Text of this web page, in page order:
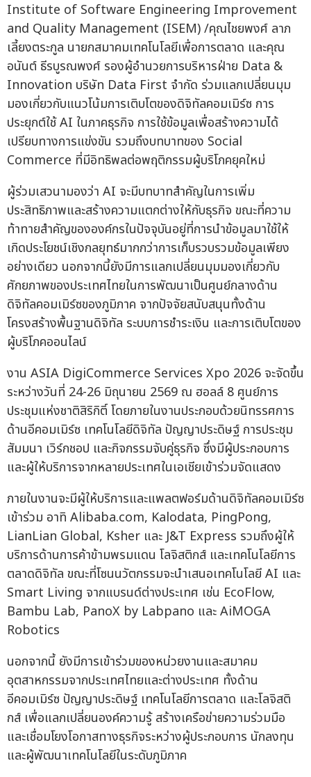
Institute of Software Engineering Improvement
and Quality Management (ISEM) /คุณไชยพงศ์ ลาภ
เลี้ยงตระกูล นายกสมาคมเทคโนโลยีเพื่อการตลาด และคุณ
อนันต์ ธีรบูรณพงศ์ รองผู้อำนวยการบริหารฝ่าย Data &
Innovation บริษัท Data First จำกัด ร่วมแลกเปลี่ยนมุม
มองเกี่ยวกับแนวโน้มการเติบโตของดิจิทัลคอมเมิร์ซ การ
ประยุกต์ใช้ AI ในภาคธุรกิจ การใช้ข้อมูลเพื่อสร้างความได้
เปรียบทางการแข่งขัน รวมถึงบทบาทของ Social
Commerce ที่มีอิทธิพลต่อพฤติกรรมผู้บริโภคยุคใหม่
ผู้ร่วมเสวนามองว่า AI จะมีบทบาทสำคัญในการเพิ่ม
ประสิทธิภาพและสร้างความแตกต่างให้กับธุรกิจ ขณะที่ความ
ท้าทายสำคัญขององค์กรในปัจจุบันอยู่ที่การนำข้อมูลมาใช้ให้
เกิดประโยชน์เชิงกลยุทธ์มากกว่าการเก็บรวบรวมข้อมูลเพียง
อย่างเดียว นอกจากนี้ยังมีการแลกเปลี่ยนมุมมองเกี่ยวกับ
ศักยภาพของประเทศไทยในการพัฒนาเป็นศูนย์กลางด้าน
ดิจิทัลคอมเมิร์ซของภูมิภาค จากปัจจัยสนับสนุนทั้งด้าน
โครงสร้างพื้นฐานดิจิทัล ระบบการชำระเงิน และการเติบโตของ
ผู้บริโภคออนไลน์
งาน ASIA DigiCommerce Services Xpo 2026 จะจัดขึ้น
ระหว่างวันที่ 24-26 มิถุนายน 2569 ณ ฮอลล์ 8 ศูนย์การ
ประชุมแห่งชาติสิริกิติ์ โดยภายในงานประกอบด้วยนิทรรศการ
ด้านอีคอมเมิร์ซ เทคโนโลยีดิจิทัล ปัญญาประดิษฐ์ การประชุม
สัมมนา เวิร์กชอป และกิจกรรมจับคู่ธุรกิจ ซึ่งมีผู้ประกอบการ
และผู้ให้บริการจากหลายประเทศในเอเชียเข้าร่วมจัดแสดง
ภายในงานจะมีผู้ให้บริการและแพลตฟอร์มด้านดิจิทัลคอมเมิร์ซ
เข้าร่วม อาทิ Alibaba.com, Kalodata, PingPong,
LianLian Global, Ksher และ J&T Express รวมถึงผู้ให้
บริการด้านการค้าข้ามพรมแดน โลจิสติกส์ และเทคโนโลยีการ
ตลาดดิจิทัล ขณะที่โซนนวัตกรรมจะนำเสนอเทคโนโลยี AI และ
Smart Living จากแบรนด์ต่างประเทศ เช่น EcoFlow,
Bambu Lab, PanoX by Labpano และ AiMOGA
Robotics
นอกจากนี้ ยังมีการเข้าร่วมของหน่วยงานและสมาคม
อุตสาหกรรมจากประเทศไทยและต่างประเทศ ทั้งด้าน
อีคอมเมิร์ซ ปัญญาประดิษฐ์ เทคโนโลยีการตลาด และโลจิสติ
กส์ เพื่อแลกเปลี่ยนองค์ความรู้ สร้างเครือข่ายความร่วมมือ
และเชื่อมโยงโอกาสทางธุรกิจระหว่างผู้ประกอบการ นักลงทุน
และผู้พัฒนาเทคโนโลยีในระดับภูมิภาค